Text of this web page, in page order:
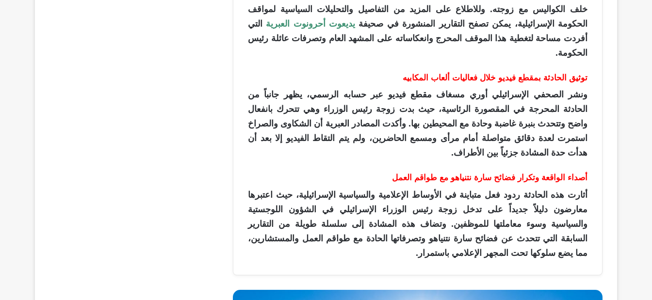
خلف الكواليس مع زوجته. وللاطلاع على المزيد من التفاصيل والتحليلات السياسية لمواقف
الحكومة الإسرائيلية، يمكن تصفح التقارير المنشورة في صحيفة يديعوت أحرونوت العبرية التي
أفردت مساحة لتغطية هذا الموقف المحرج وانعكاساته على المشهد العام وتصرفات عائلة رئيس
الحكومة.
توثيق الحادثة بمقطع فيديو خلال فعاليات ألعاب المكابيه
ونشر الصحفي الإسرائيلي أوري مسغاف مقطع فيديو عبر حسابه الرسمي، يظهر جانباً من
الحادثة المحرجة في المقصورة الرئاسية، حيث بدت زوجة رئيس الوزراء وهي تتحرك بانفعال
واضح وتتحدث بنبرة غاضبة وحادة مع المحيطين بها. وأكدت المصادر العبرية أن الشكاوى والصراخ
استمرت لعدة دقائق متواصلة أمام مرأى ومسمع الحاضرين، ولم يتم التقاط الفيديو إلا بعد أن
هدأت حدة المشادة جزئياً بين الأطراف.
أصداء الواقعة وتكرار فضائح سارة نتنياهو مع طواقم العمل
أثارت هذه الحادثة ردود فعل متباينة في الأوساط الإعلامية والسياسية الإسرائيلية، حيث اعتبرها
معارضون دليلاً جديداً على تدخل زوجة رئيس الوزراء الإسرائيلي في الشؤون اللوجستية
والسياسية وسوء معاملتها للموظفين. وتضاف هذه المشادة إلى سلسلة طويلة من التقارير
السابقة التي تتحدث عن فضائح سارة نتنياهو وتصرفاتها الحادة مع طواقم العمل والمستشارين،
مما يضع سلوكها تحت المجهر الإعلامي باستمرار.